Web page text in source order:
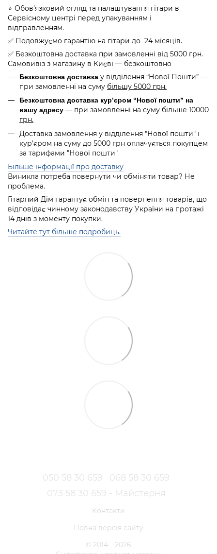
⭐️ Обов’язковий огляд та налаштування гітари в
Сервісному центрі перед упакуванням і
відправленням.
✅ Подовжуємо гарантію на гітари до 24 місяців.
✅ Безкоштовна доставка при замовленні від 5000 грн.
Самовивіз з магазину в Києві — безкоштовно
Безкоштовна доставка у відділення “Нової Пошти” —
при замовленні на суму більшу 5000 грн.
Безкоштовна доставка кур’єром “Нової пошти” на
вашу адресу — при замовленні на суму більше 10000
грн.
Доставка замовлення у відділення "Нової пошти" і
кур'єром на суму до 5000 грн оплачується покупцем
за тарифами "Нової пошти"
Більше інформації про доставку
Виникла потреба повернути чи обміняти товар? Не
проблема.
Гітарний Дім гарантує обмін та повернення товарів, що
відповідає чинному законодавству України на протажі
14 днів з моменту покупки.
Читайте тут більше подробиць.
050 58 30 659
068 58 30 659
073 58 30 659 - Майстерня
Контакти
Повна версія сайту
© 2014—2026